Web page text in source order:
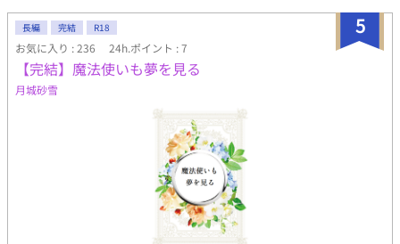
いう普通ではないΩなのだから。そのおかげで周りとの関わりを
遮断させるきっかけとなり、社交界からは逃げられ、老いを早め
るデメリットのある抑制剤入らずで、長生きができそうではある
けれど。 まあ僕は結局のところ抑制剤の効かない体質らしいか
ら、迷惑にしかならない無能Ωとしてより人との関わりを断たれ
て、父に暴言暴力を振るわれる毎日。もはや何のために生きてる
のかすらわからない。 元々僕の父はろくでなしな人だ。気に入ら
ないことがあれば、僕じゃなくても自分が目下と判断した人に限
り、誰彼関係なく辛く当たるのだから。そんな親を持ち、自分に
自信もないせいか、いつしか僕はこんな父ではない理想の父を思
い描くことで日々の辛さを誤魔化していた。 そんな日に終わりを
告げたのは僕が結婚可能な年になった16歳のこと。 「できそこな
いのお前にお似合いな、できそこないαとの婚約が決まったぞ。地
5
長編 完結 R18
お気に入り : 236 24h.ポイント : 7
【完結】魔法使いも夢を見る
月城砂雪